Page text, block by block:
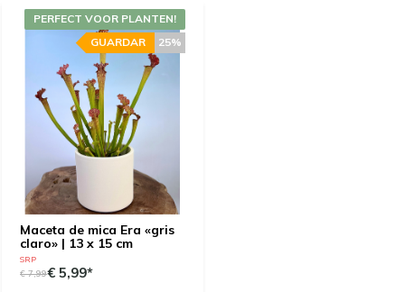
Maceta de mica Era «gris
claro» | 13 x 15 cm
PERFECT VOOR PLANTEN!
25%
GUARDAR
SRP
€ 7,99€ 5,99*